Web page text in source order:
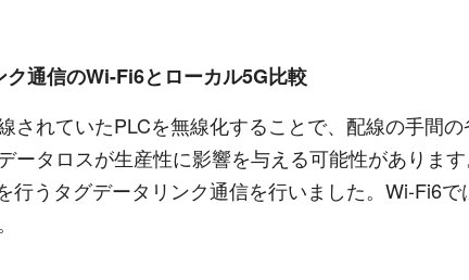
ク通信のWi-Fi6とローカル5G比較
されていたPLCを無線化することで、配線の手間
ータロスが生産性に影響を与える可能性がありま
行うタグデータリンク通信を行いました。 Wi-Fi6で